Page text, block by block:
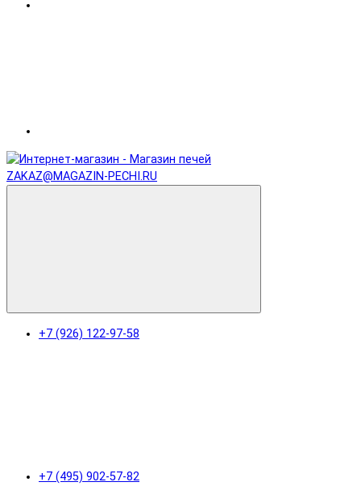
ZAKAZ@MAGAZIN-PECHI.RU
+7 (926) 122-97-58
+7 (495) 902-57-82